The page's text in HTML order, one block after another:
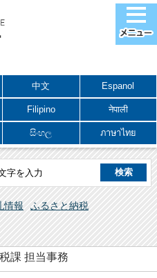
中文 Espanol
Filipino नेपाली
සිංහල ภาษาไทย
情報
ふるさと納税
課 担当事務